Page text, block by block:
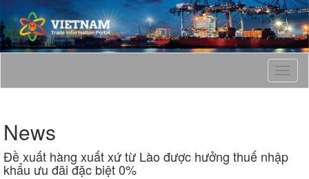
T
o
n
a
News
Đề xuất hàng xuất xứ từ Lào được hưởng thuế nhập
khẩu ưu đãi đặc biệt 0%